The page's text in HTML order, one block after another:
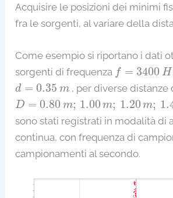
Acquisire le posizioni dei minimi
fra le sorgenti, al variare della
Come esempio si riportano i dati
sorgenti di frequenza f = 3400 H
f= 3400H z
d = 0.35 m
d 0.35m , per diverse distanze
D = 0.80 m; 1.00 m; 1.20 m;
D= 0.80m ;1.00 m;1.20 m;1.40m
sono stati registrati in modalità di
continua, con frequenza di
campionamenti al secondo.